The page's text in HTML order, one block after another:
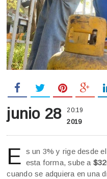
junio 28 20:19
2019
E s un 3% y rige desde
esta forma, sube a
cuando se adquiera en una